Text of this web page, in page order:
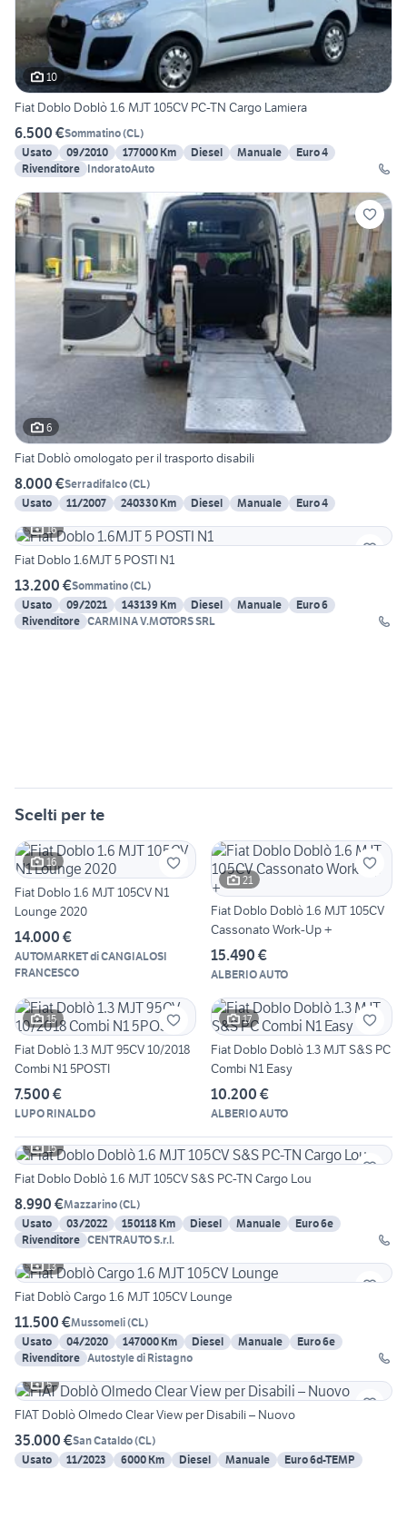
10
Fiat Doblo Doblò 1.6 MJT 105CV PC-TN Cargo Lamiera
6.500 €Sommatino(CL)
Usato
09/2010 177000 Km Diesel Manuale
Euro 4
Rivenditore IndoratoAuto
6
Fiat Doblò omologato per il trasporto disabili
8.000 €Serradifalco(CL)
Usato
11/2007 240330 Km Diesel Manuale
Euro 4
16
Fiat Doblo 1.6MJT 5 POSTI N1
13.200 €Sommatino(CL)
Usato
09/2021 143139 Km Diesel Manuale
Euro 6
Rivenditore CARMINA V.MOTORS SRL
Scelti per te
16
Fiat Doblo 1.6 MJT 105CV N1
Lounge 2020
14.000 €
AUTOMARKET di CANGIALOSI
FRANCESCO
21
Fiat Doblo Doblò 1.6 MJT 105CV
Cassonato Work-Up +
15.490 €
ALBERIO AUTO
15
Fiat Doblò 1.3 MJT 95CV 10/2018
Combi N1 5POSTI
7.500 €
LUPO RINALDO
17
Fiat Doblo Doblò 1.3 MJT S&S PC
Combi N1 Easy
10.200 €
ALBERIO AUTO
15
Fiat Doblo Doblò 1.6 MJT 105CV S&S PC-TN Cargo Lou
8.990 €Mazzarino(CL)
Usato
03/2022 150118 Km Diesel Manuale
Euro 6e
Rivenditore CENTRAUTO S.r.l.
13
Fiat Doblò Cargo 1.6 MJT 105CV Lounge
11.500 €Mussomeli(CL)
Usato
04/2020 147000 Km Diesel Manuale
Euro 6e
Rivenditore Autostyle di Ristagno
5
FIAT Doblò Olmedo Clear View per Disabili – Nuovo
35.000 €San Cataldo(CL)
Usato
11/2023 6000 Km Diesel Manuale Euro 6d-TEMP